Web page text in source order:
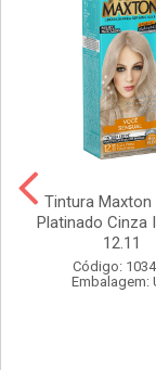
Tintura Maxton
Platinado Cinza
12.11
Código:
Embalagem: